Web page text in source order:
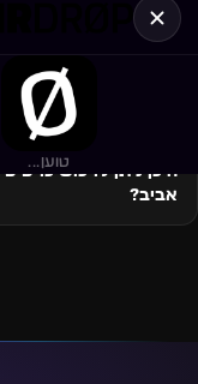
טוען...
איזה סגנון מוזיקה ב-31.10 | שבת שקט קלאב תל אביב?
אביב?